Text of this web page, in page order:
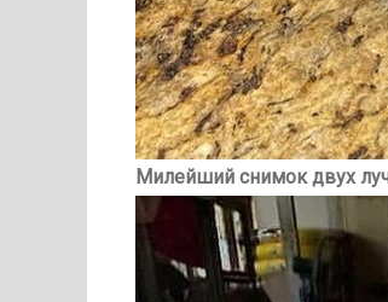
Милейший снимок двух